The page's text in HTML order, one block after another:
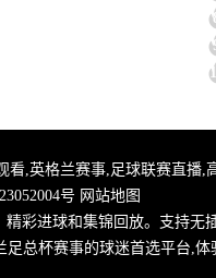
,英格兰赛事,足球联赛直播
号 网站地图
彩进球和集锦回放。支持无
总杯赛事的球迷首选平台,体